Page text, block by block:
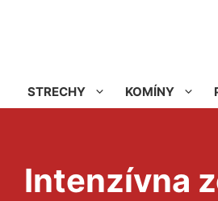
STRECHY KOMÍNY
Intenzívna